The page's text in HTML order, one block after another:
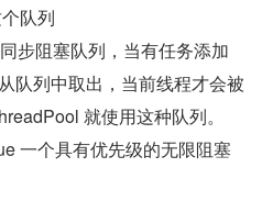
队列
步阻塞队列，当有任务添加
队列中取出，当前线程才会被
就使用这种队列。
一个具有优先级的无限阻塞